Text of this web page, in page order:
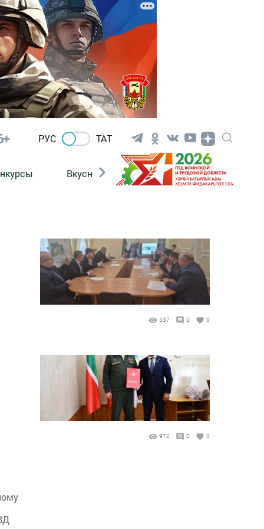
РУС ТАТ
Вкусности Фотогалерея
537 0 0
912 0 0